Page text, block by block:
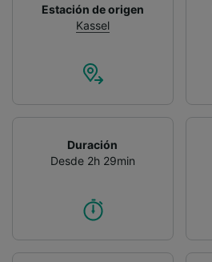
Estación de origen
Kassel
Duración
Desde 2h 29min